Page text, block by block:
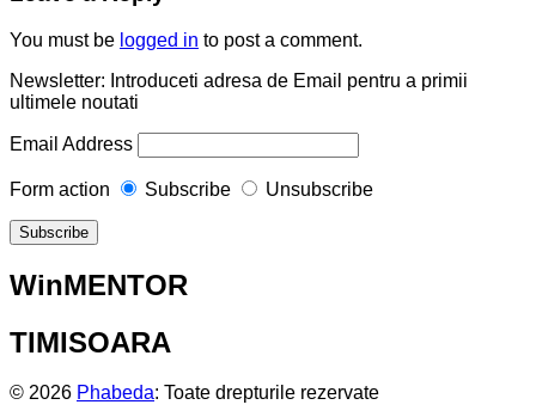
You must be logged in to post a comment.
Newsletter: Introduceti adresa de Email pentru a primii
ultimele noutati
Email Address
Form action Subscribe Unsubscribe
WinMENTOR
TIMISOARA
© 2026 Phabeda: Toate drepturile rezervate